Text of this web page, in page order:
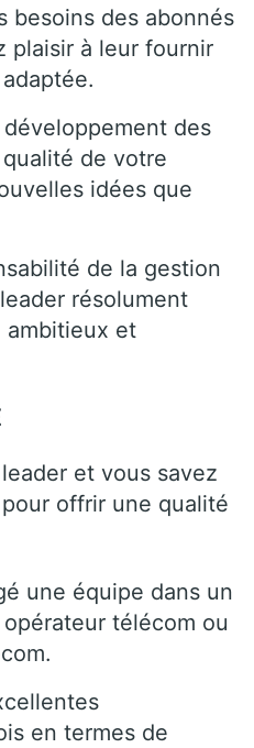
besoins des abonnés
plaisir à leur fournir
des
de votre
idées que
de la gestion
résolument
ambitieux et
leader et vous savez
offrir une qualité
une équipe dans un
télécom ou
en termes de